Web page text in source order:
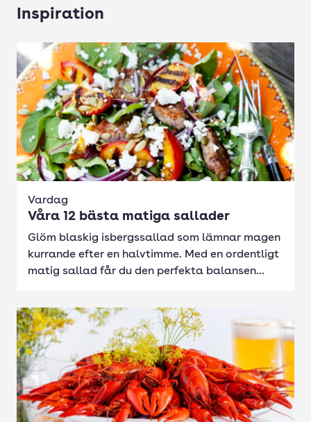
Inspiration
Vardag
Våra 12 bästa matiga sallader
Glöm blaskig isbergssallad som lämnar magen
kurrande efter en halvtimme. Med en ordentligt
matig sallad får du den perfekta balansen...